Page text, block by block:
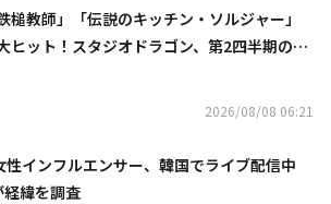
鉄槌教師」「伝説のキッチン・ソルジャー」
ヒット！スタジオドラゴン、第2四半期の売
2026/08/08 06:21
性インフルエンサー、韓国でライブ配信中
緯を調査